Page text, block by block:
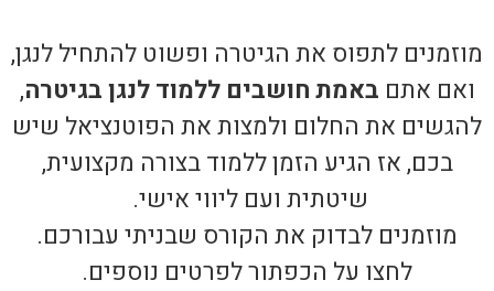
מוזמנים לתפוס את הגיטרה ופשוט להתחיל לנגן,
ואם אתם באמת חושבים ללמוד לנגן בגיטרה,
להגשים את החלום ולמצות את הפוטנציאל שיש
בכם, אז הגיע הזמן ללמוד בצורה מקצועית,
שיטתית ועם ליווי אישי.
מוזמנים לבדוק את הקורס שבניתי עבורכם.
לחצו על הכפתור לפרטים נוספים.